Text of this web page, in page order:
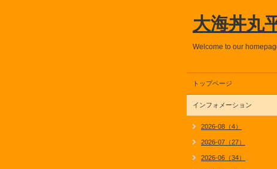
大海丼丸
Welcome to our
トップページ
インフォメーション
2026-08（4）
2026-07（27）
2026-06（34）